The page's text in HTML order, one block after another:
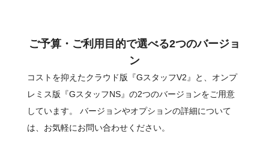
ご予算・ご利用目的で選べる2つのバージョ
ン
コストを抑えたクラウド版『GスタッフV2』と、オンプ
レミス版『GスタッフNS』の2つのバージョンをご用意
しています。
バージョンやオプションの詳細について
は、お気軽にお問い合わせください。